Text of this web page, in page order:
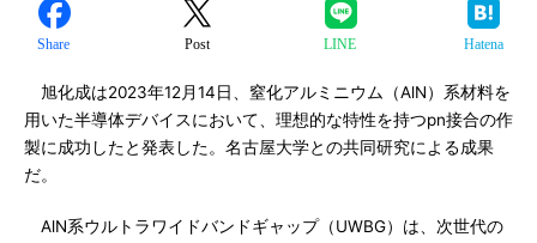
Share Post LINE Hatena
旭化成は2023年12月14日、窒化アルミニウム（AlN）系材料を
用いた半導体デバイスにおいて、理想的な特性を持つpn接合の作
製に成功したと発表した。名古屋大学との共同研究による成果
だ。
AlN系ウルトラワイドバンドギャップ（UWBG）は、次世代の